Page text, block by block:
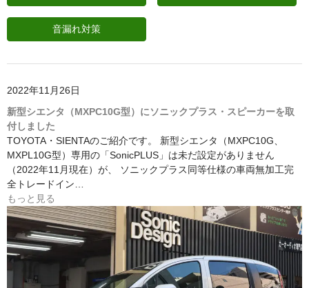
お問い合わせ
音漏れ対策
2022年11月26日
新型シエンタ（MXPC10G型）にソニックプラス・スピーカーを取
付しました
TOYOTA・SIENTAのご紹介です。 新型シエンタ（MXPC10G、
MXPL10G型）専用の「SonicPLUS」は未だ設定がありません
（2022年11月現在）が、 ソニックプラス同等仕様の車両無加工完
全トレードイン…
もっと見る